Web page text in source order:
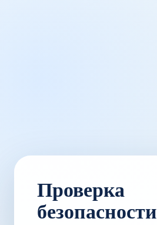
Проверка
безопасности